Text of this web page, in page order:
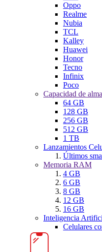
Oppo
Realme
Nubia
TCL
Kalley
Huawei
Honor
Tecno
Infinix
Poco
Capacidad de
64 GB
128 GB
256 GB
512 GB
1 TB
Lanzamientos
Últimos
Memoria RAM
4 GB
6 GB
8 GB
12 GB
16 GB
Inteligencia
Celulares